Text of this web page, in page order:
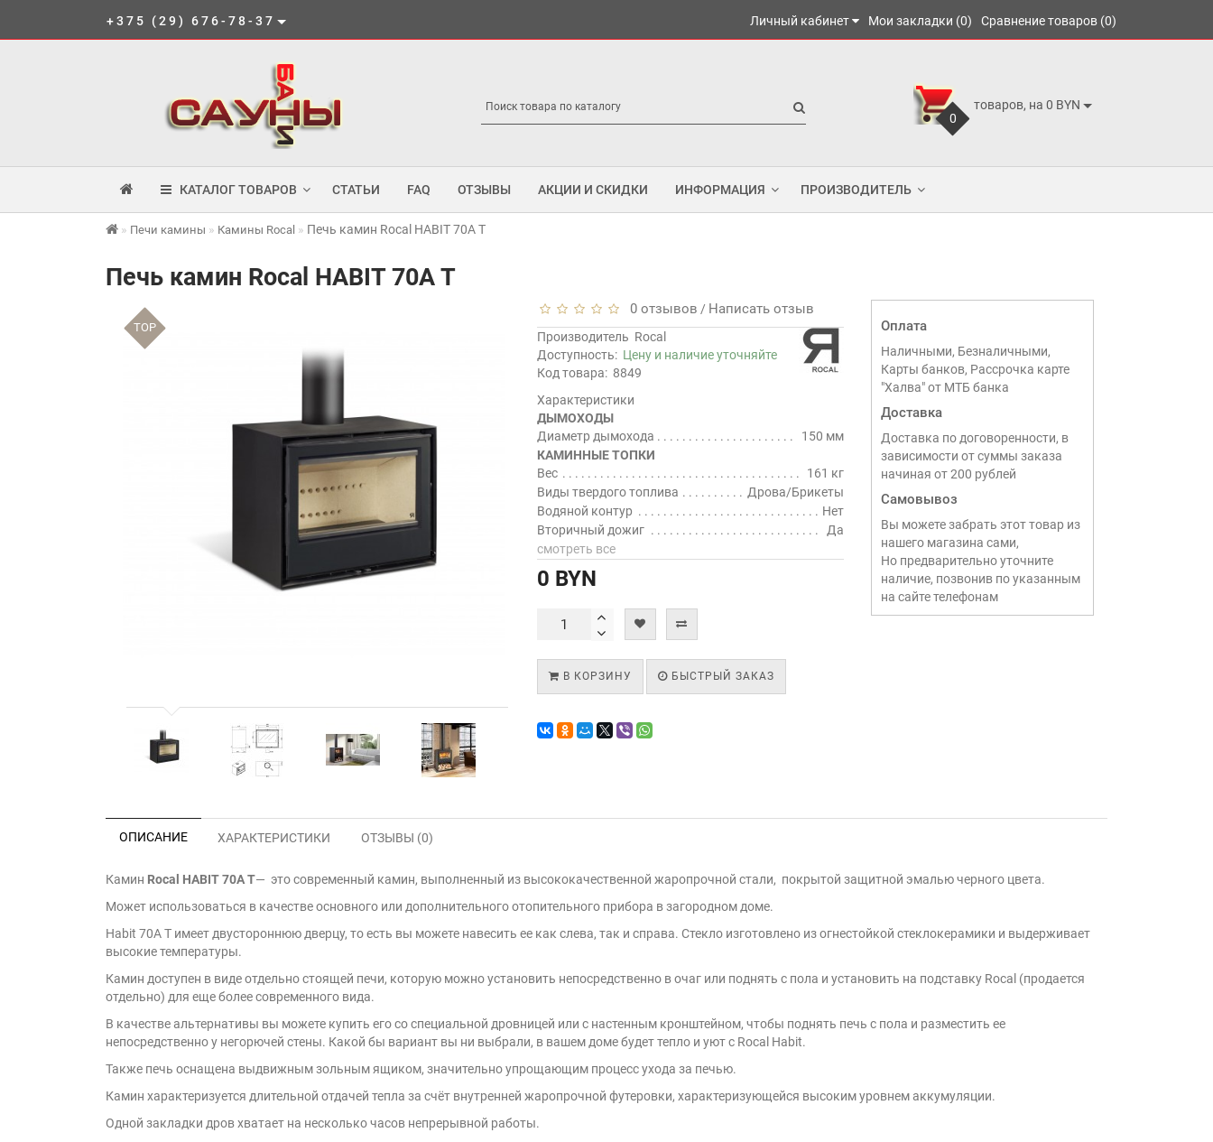
+375 (29) 676-78-37 Личный кабинет Мои закладки (0) Сравнение товаров (0)
0
товаров, на 0 BYN
КАТАЛОГ ТОВАРОВ СТАТЬИ FAQ ОТЗЫВЫ АКЦИИ И СКИДКИ ИНФОРМАЦИЯ ПРОИЗВОДИТЕЛЬ
Печи камины Камины Rocal Печь камин Rocal HABIT 70A T
Печь камин Rocal HABIT 70A T
TOP
0 отзывов / Написать отзыв
Производитель Rocal
Доступность: Цену и наличие уточняйте
Код товара: 8849
Характеристики
ДЫМОХОДЫ
Диаметр дымохода
150 мм
КАМИННЫЕ ТОПКИ
Вес
161 кг
Виды твердого топлива
Дрова/Брикеты
Водяной контур
Нет
Вторичный дожиг
Да
смотреть все
0 BYN
В КОРЗИНУ БЫСТРЫЙ ЗАКАЗ
Оплата
Наличными, Безналичными,
Карты банков, Рассрочка карте
"Халва" от МТБ банка
Доставка
Доставка по договоренности, в
зависимости от суммы заказа
начиная от 200 рублей
Самовывоз
Вы можете забрать этот товар из
нашего магазина сами,
Но предварительно уточните
наличие, позвонив по указанным
на сайте телефонам
ОПИСАНИЕ ХАРАКТЕРИСТИКИ ОТЗЫВЫ (0)
Камин Rocal HABIT 70A T— это современный камин, выполненный из высококачественной жаропрочной стали, покрытой защитной эмалью черного цвета.
Может использоваться в качестве основного или дополнительного отопительного прибора в загородном доме.
Habit 70A T имеет двустороннюю дверцу, то есть вы можете навесить ее как слева, так и справа. Стекло изготовлено из огнестойкой стеклокерамики и выдерживает
высокие температуры.
Камин доступен в виде отдельно стоящей печи, которую можно установить непосредственно в очаг или поднять с пола и установить на подставку Rocal (продается
отдельно) для еще более современного вида.
В качестве альтернативы вы можете купить его со специальной дровницей или с настенным кронштейном, чтобы поднять печь с пола и разместить ее
непосредственно у негорючей стены. Какой бы вариант вы ни выбрали, в вашем доме будет тепло и уют с Rocal Habit.
Также печь оснащена выдвижным зольным ящиком, значительно упрощающим процесс ухода за печью.
Камин характеризуется длительной отдачей тепла за счёт внутренней жаропрочной футеровки, характеризующейся высоким уровнем аккумуляции.
Одной закладки дров хватает на несколько часов непрерывной работы.